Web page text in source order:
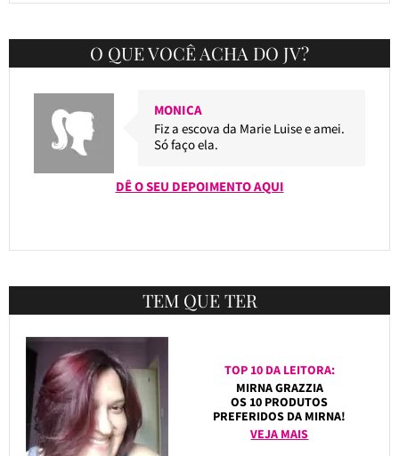
O QUE VOCÊ ACHA DO JV?
MONICA
Fiz a escova da Marie Luise e amei.
Só faço ela.
DÊ O SEU DEPOIMENTO AQUI
TEM QUE TER
TOP 10 DA LEITORA:
MIRNA GRAZZIA
OS 10 PRODUTOS
PREFERIDOS DA MIRNA!
VEJA MAIS